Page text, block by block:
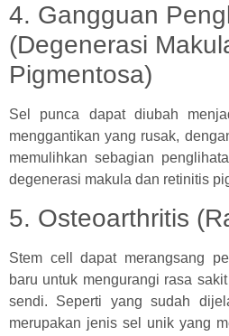
4. Gangguan
(Degenerasi
Pigmentosa)
Sel punca dapat diubah
menggantikan yang rusak,
memulihkan sebagian
degenerasi makula dan retinitis
5. Osteoarthritis
Stem cell dapat merangsang
baru untuk mengurangi rasa
sendi. Seperti yang sudah
merupakan jenis sel unik yang